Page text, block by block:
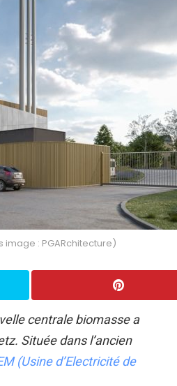
: PGARchitecture)
centrale biomasse a
Située dans l’ancien
(Usine d’Electricité de